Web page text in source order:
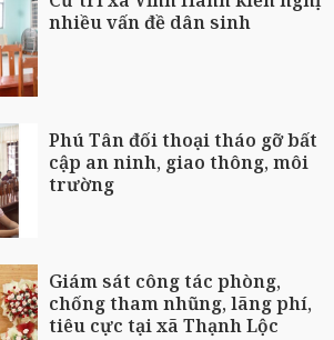
nhiều vấn đề dân sinh
Phú Tân đối thoại tháo gỡ bất
cập an ninh, giao thông, môi
trường
Giám sát công tác phòng,
chống tham nhũng, lãng phí,
tiêu cực tại xã Thạnh Lộc